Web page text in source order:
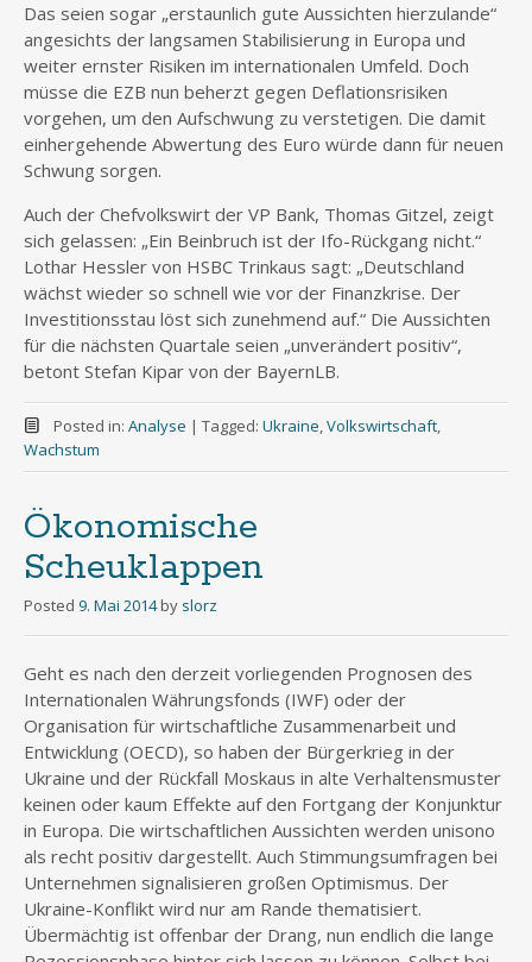
Das seien sogar „erstaunlich gute Aussichten hierzulande“
angesichts der langsamen Stabilisierung in Europa und
weiter ernster Risiken im internationalen Umfeld. Doch
müsse die EZB nun beherzt gegen Deflationsrisiken
vorgehen, um den Aufschwung zu verstetigen. Die damit
einhergehende Abwertung des Euro würde dann für neuen
Schwung sorgen.
Auch der Chefvolkswirt der VP Bank, Thomas Gitzel, zeigt
sich gelassen: „Ein Beinbruch ist der Ifo-Rückgang nicht.“
Lothar Hessler von HSBC Trinkaus sagt: „Deutschland
wächst wieder so schnell wie vor der Finanzkrise. Der
Investitionsstau löst sich zunehmend auf.“ Die Aussichten
für die nächsten Quartale seien „unverändert positiv“,
betont Stefan Kipar von der BayernLB.
Posted in: Analyse | Tagged: Ukraine,Volkswirtschaft,
Wachstum
Ökonomische
Scheuklappen
Posted 9. Mai 2014 by slorz
Geht es nach den derzeit vorliegenden Prognosen des
Internationalen Währungsfonds (IWF) oder der
Organisation für wirtschaftliche Zusammenarbeit und
Entwicklung (OECD), so haben der Bürgerkrieg in der
Ukraine und der Rückfall Moskaus in alte Verhaltensmuster
keinen oder kaum Effekte auf den Fortgang der Konjunktur
in Europa. Die wirtschaftlichen Aussichten werden unisono
als recht positiv dargestellt. Auch Stimmungsumfragen bei
Unternehmen signalisieren großen Optimismus. Der
Ukraine-Konflikt wird nur am Rande thematisiert.
Übermächtig ist offenbar der Drang, nun endlich die lange